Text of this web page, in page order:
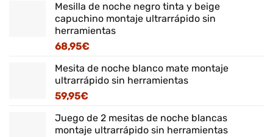
Mesilla de noche negro tinta y beige
capuchino montaje ultrarrápido sin
herramientas
68,95€
Mesita de noche blanco mate montaje
ultrarrápido sin herramientas
59,95€
Juego de 2 mesitas de noche blancas
montaje ultrarrápido sin herramientas